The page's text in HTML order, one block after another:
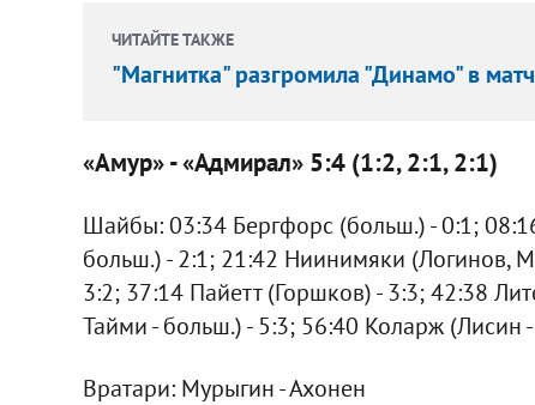
ЧИТАЙТЕ ТАКЖЕ
"Магнитка" разгромила "Динамо" в
«Амур» - «Адмирал» 5:4 (1:2, 2:1, 2:1)
Шайбы: 03:34 Бергфорс (больш.) - 0:1;
больш.) - 2:1; 21:42 Ниинимяки (Логинов,
3:2; 37:14 Пайетт (Горшков) - 3:3; 42:38
Тайми - больш.) - 5:3; 56:40 Коларж (Лисин
Вратари: Мурыгин - Ахонен